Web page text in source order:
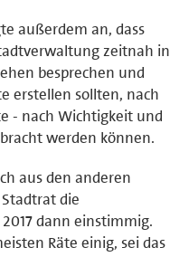
außerdem an, dass
zeitnah in
besprechen und
erstellen sollten, nach
- nach Wichtigkeit und
werden können.
aus den anderen
die
dann einstimmig.
Räte einig, sei das